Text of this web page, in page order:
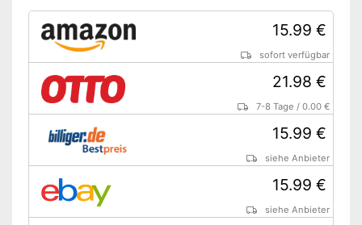
Nachteile
Tragegriff am Einsatz fehlt
Amazon Lieferzeit
siehe Anbieter
15.99 €
sofort verfügbar
21.98 €
7-8 Tage /0.00 €
15.99 €
siehe Anbieter
15.99 €
siehe Anbieter